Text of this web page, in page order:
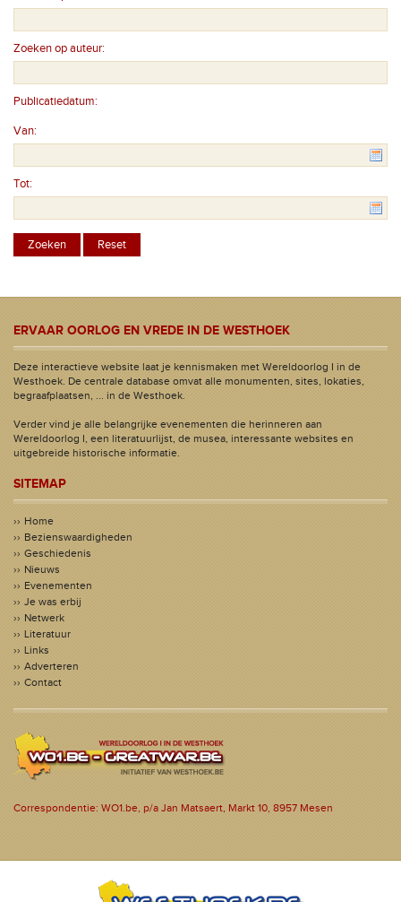
Zoeken op auteur:
Publicatiedatum:
Van:
Tot:
ERVAAR OORLOG EN VREDE IN DE WESTHOEK
Deze interactieve website laat je kennismaken met Wereldoorlog I in de
Westhoek. De centrale database omvat alle monumenten, sites, lokaties,
begraafplaatsen, ... in de Westhoek.
Verder vind je alle belangrijke evenementen die herinneren aan
Wereldoorlog I, een literatuurlijst, de musea, interessante websites en
uitgebreide historische informatie.
SITEMAP
Home
Bezienswaardigheden
Geschiedenis
Nieuws
Evenementen
Je was erbij
Netwerk
Literatuur
Links
Adverteren
Contact
Correspondentie: WO1.be, p/a Jan Matsaert, Markt 10, 8957 Mesen